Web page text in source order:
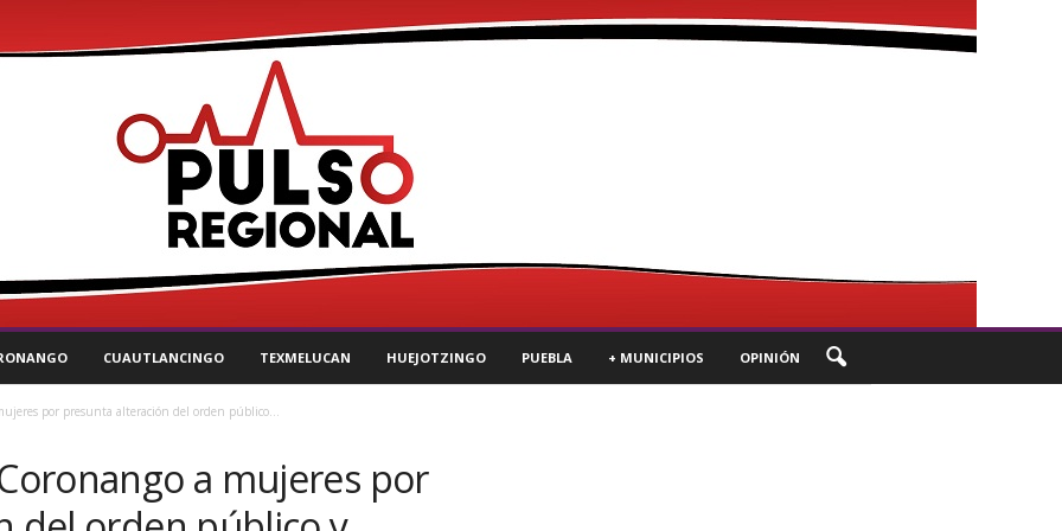
CUAUTLANCINGO TEXMELUCAN HUEJOTZINGO PUEBLA + MUNICIPIOS OPINIÓN
por presunta alteración del orden público...
a mujeres por